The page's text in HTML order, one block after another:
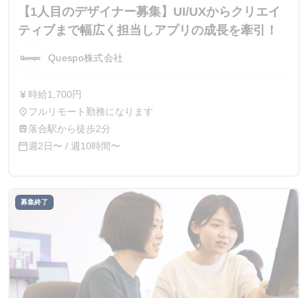
【1人目のデザイナー募集】UI/UXからクリエイ
ティブまで幅広く担当しアプリの成長を牽引！
Quespo株式会社
currency_yen 時給1,700円
place フルリモート勤務になります
train落合駅から徒歩2分
calendar_today週2日〜 / 週10時間〜
募集終了